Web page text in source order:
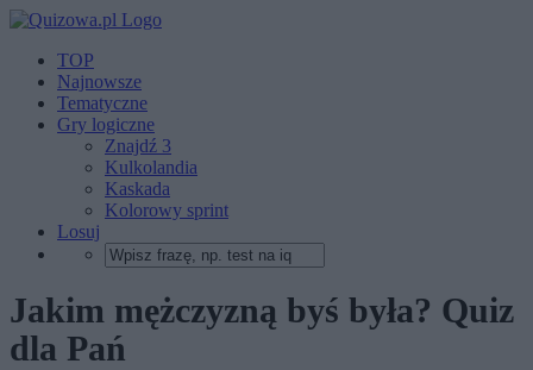
TOP
Najnowsze
Tematyczne
Gry logiczne
Znajdź 3
Kulkolandia
Kaskada
Kolorowy sprint
Losuj
Jakim mężczyzną byś była? Quiz
dla Pań